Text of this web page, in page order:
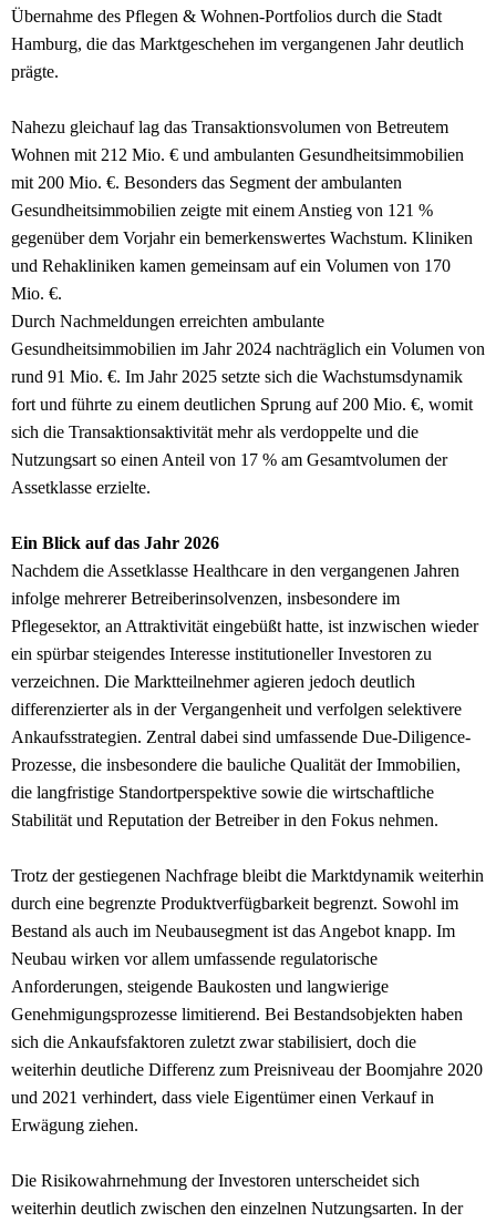
Übernahme des Pflegen & Wohnen-Portfolios durch die Stadt
Hamburg, die das Marktgeschehen im vergangenen Jahr deutlich
prägte.
Nahezu gleichauf lag das Transaktionsvolumen von Betreutem
Wohnen mit 212 Mio. € und ambulanten Gesundheitsimmobilien
mit 200 Mio. €. Besonders das Segment der ambulanten
Gesundheitsimmobilien zeigte mit einem Anstieg von 121 %
gegenüber dem Vorjahr ein bemerkenswertes Wachstum. Kliniken
und Rehakliniken kamen gemeinsam auf ein Volumen von 170
Mio. €.
Durch Nachmeldungen erreichten ambulante
Gesundheitsimmobilien im Jahr 2024 nachträglich ein Volumen von
rund 91 Mio. €. Im Jahr 2025 setzte sich die Wachstumsdynamik
fort und führte zu einem deutlichen Sprung auf 200 Mio. €, womit
sich die Transaktionsaktivität mehr als verdoppelte und die
Nutzungsart so einen Anteil von 17 % am Gesamtvolumen der
Assetklasse erzielte.
Ein Blick auf das Jahr 2026
Nachdem die Assetklasse Healthcare in den vergangenen Jahren
infolge mehrerer Betreiberinsolvenzen, insbesondere im
Pflegesektor, an Attraktivität eingebüßt hatte, ist inzwischen wieder
ein spürbar steigendes Interesse institutioneller Investoren zu
verzeichnen. Die Marktteilnehmer agieren jedoch deutlich
differenzierter als in der Vergangenheit und verfolgen selektivere
Ankaufsstrategien. Zentral dabei sind umfassende Due-Diligence-
Prozesse, die insbesondere die bauliche Qualität der Immobilien,
die langfristige Standortperspektive sowie die wirtschaftliche
Stabilität und Reputation der Betreiber in den Fokus nehmen.
Trotz der gestiegenen Nachfrage bleibt die Marktdynamik weiterhin
durch eine begrenzte Produktverfügbarkeit begrenzt. Sowohl im
Bestand als auch im Neubausegment ist das Angebot knapp. Im
Neubau wirken vor allem umfassende regulatorische
Anforderungen, steigende Baukosten und langwierige
Genehmigungsprozesse limitierend. Bei Bestandsobjekten haben
sich die Ankaufsfaktoren zuletzt zwar stabilisiert, doch die
weiterhin deutliche Differenz zum Preisniveau der Boomjahre 2020
und 2021 verhindert, dass viele Eigentümer einen Verkauf in
Erwägung ziehen.
Die Risikowahrnehmung der Investoren unterscheidet sich
weiterhin deutlich zwischen den einzelnen Nutzungsarten. In der